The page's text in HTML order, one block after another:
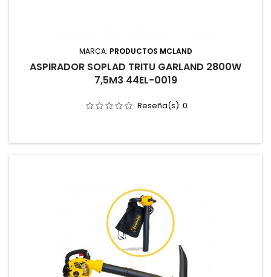
MARCA: PRODUCTOS MCLAND
ASPIRADOR SOPLAD TRITU GARLAND 2800W
7,5M3 44EL-0019
Reseña(s): 0